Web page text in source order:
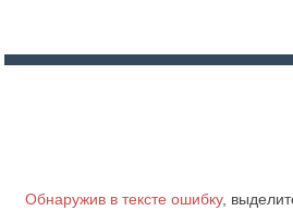
Обнаружив в тексте ошибку,